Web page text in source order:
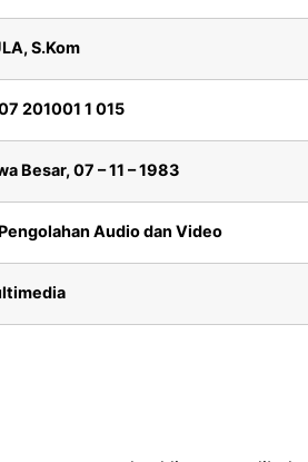
S.Kom
201001 1 015
Besar, 07 – 11 – 1983
Audio dan Video